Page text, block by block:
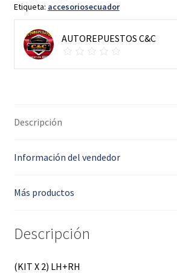
(Delanteros)
Ventilados
JAC
HFC1037
JAC
Etiqueta: accesoriosecuador
AUTOREPUESTOS C&C
Descripción
Información del vendedor
Más productos
Descripción
(KIT X 2) LH+RH